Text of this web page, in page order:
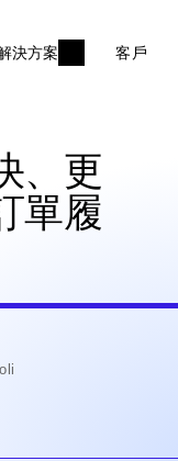
決方案 客戶
、更
單履